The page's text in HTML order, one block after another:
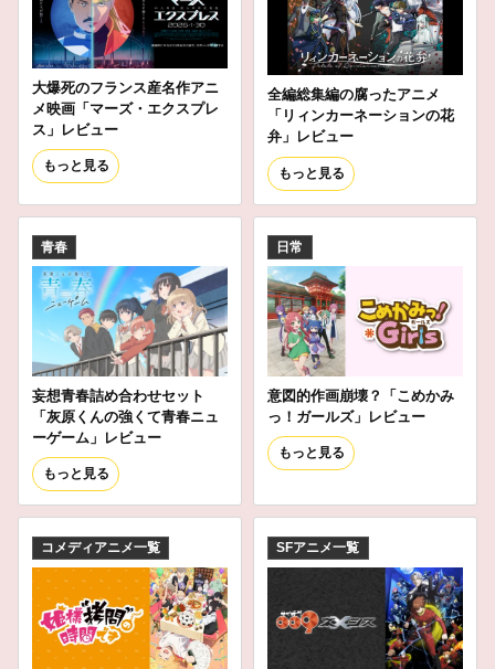
大爆死のフランス産名作アニ
メ映画「マーズ・エクスプレ
ス」レビュー
もっと見る
全編総集編の腐ったアニメ
「リィンカーネーションの花
弁」レビュー
もっと見る
青春
妄想青春詰め合わせセット
「灰原くんの強くて青春ニュ
ーゲーム」レビュー
もっと見る
日常
意図的作画崩壊？「こめかみ
っ！ガールズ」レビュー
もっと見る
コメディアニメ一覧 SFアニメ一覧